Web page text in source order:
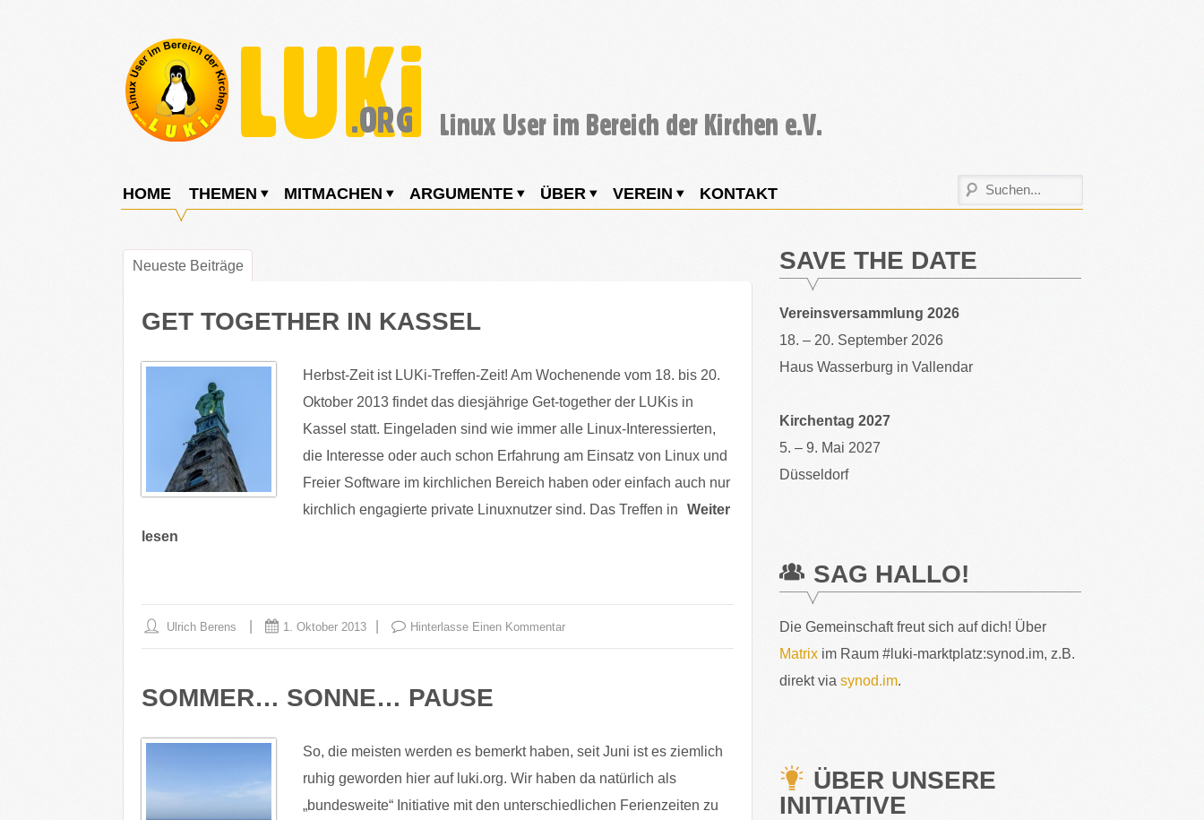
E.V.
User
der
HOME THEMEN MITMACHEN ARGUMENTE ÜBER VEREIN KONTAKT
Neueste Beiträge
GET TOGETHER IN KASSEL
Herbst-Zeit ist LUKi-Treffen-Zeit! Am Wochenende vom 18. bis 20.
Oktober 2013 findet das diesjährige Get-together der LUKis in
Kassel statt. Eingeladen sind wie immer alle Linux-Interessierten,
die Interesse oder auch schon Erfahrung am Einsatz von Linux und
Freier Software im kirchlichen Bereich haben oder einfach auch nur
kirchlich engagierte private Linuxnutzer sind. Das Treffen in
Weiter
lesen
Ulrich Berens 1. Oktober 2013 Hinterlasse Einen Kommentar
SOMMER… SONNE… PAUSE
So, die meisten werden es bemerkt haben, seit Juni ist es ziemlich
ruhig geworden hier auf luki.org. Wir haben da natürlich als
„bundesweite“ Initiative mit den unterschiedlichen Ferienzeiten zu
SAVE THE DATE
Vereinsversammlung 2026
18. – 20. September 2026
Haus Wasserburg in Vallendar
Kirchentag 2027
5. – 9. Mai 2027
Düsseldorf
SAG HALLO!
Die Gemeinschaft freut sich auf dich! Über
Matrix im Raum #luki-marktplatz:synod.im, z.B.
direkt viasynod.im.
ÜBER UNSERE
INITIATIVE